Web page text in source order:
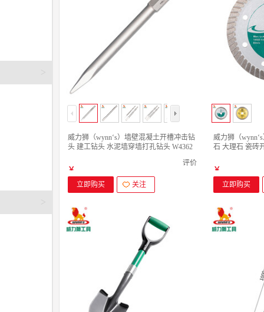
威力狮（wynn‘s）墙壁混凝土开槽冲击钻
头 建工钻头 水泥墙穿墙打孔钻头 W4362
评价
￥
立即购买
关注
威力狮（
石 大理石 瓷砖
￥
立即购买